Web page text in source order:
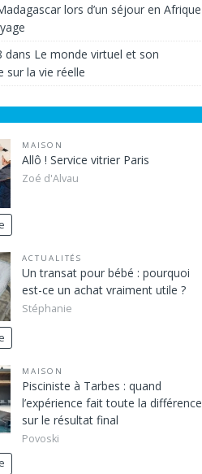
lors d’un séjour en Afrique
dans Le monde virtuel et son
sur la vie réelle
MAISON
Allô ! Service vitrier Paris
Zoé d'Alvau
ACTUALITÉS
Un transat pour bébé : pourquoi
est-ce un achat vraiment utile ?
Stéphanie
MAISON
Pisciniste à Tarbes : quand
l’expérience fait toute la différence
sur le résultat final
Povoski